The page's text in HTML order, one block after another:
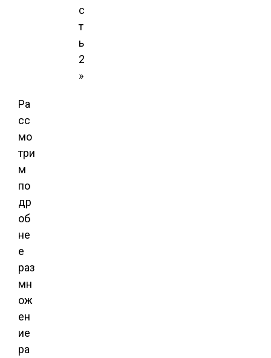
с
т
ь
2
»
Ра
сс
мо
три
м
по
др
об
не
е
раз
мн
ож
ен
ие
ра